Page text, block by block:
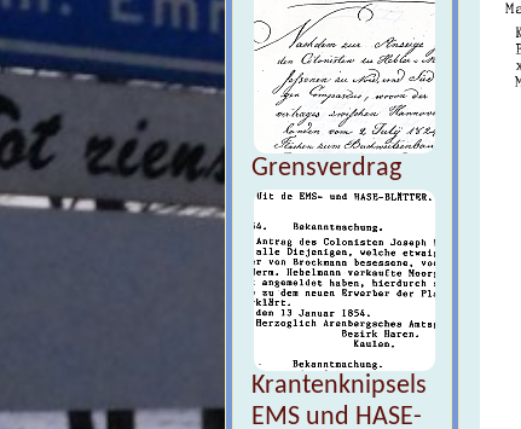
Grensverdrag
Krantenknipsels
EMS und HASE-